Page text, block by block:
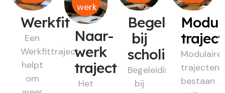
Werkfit
Een
Werkfittraject
helpt
om
werk
Naar-
werk
traject
Het
Begeleiding
bij
scholing
Begeleiding
bij
Modulaire
trajecten
bestaan